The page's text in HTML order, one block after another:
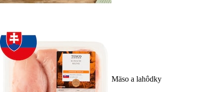
Mäso a lahôdky